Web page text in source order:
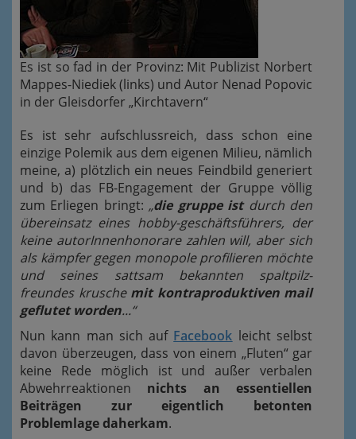
Es ist so fad in der Provinz: Mit Publizist Norbert
Mappes-Niediek (links) und Autor Nenad Popovic
in der Gleisdorfer „Kirchtavern“
Es ist sehr aufschlussreich, dass schon eine
einzige Polemik aus dem eigenen Milieu, nämlich
meine, a) plötzlich ein neues Feindbild generiert
und b) das FB-Engagement der Gruppe völlig
zum Erliegen bringt: „die gruppe istdurch den
übereinsatz eines hobby-geschäftsführers, der
keine autorInnenhonorare zahlen will, aber sich
als kämpfer gegen monopole profilieren möchte
und seines sattsam bekannten spaltpilz-
freundes krusche mit kontraproduktiven mail
geflutet worden...“
Nun kann man sich auf Facebook leicht selbst
davon überzeugen, dass von einem „Fluten“ gar
keine Rede möglich ist und außer verbalen
Abwehrreaktionen nichts an essentiellen
Beiträgen zur eigentlich betonten
Problemlage daherkam.